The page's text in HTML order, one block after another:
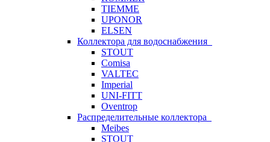
TIEMME
UPONOR
ELSEN
Коллектора для водоснабжения
STOUT
Comisa
VALTEC
Imperial
UNI-FITT
Oventrop
Распределительные коллектора
Meibes
STOUT